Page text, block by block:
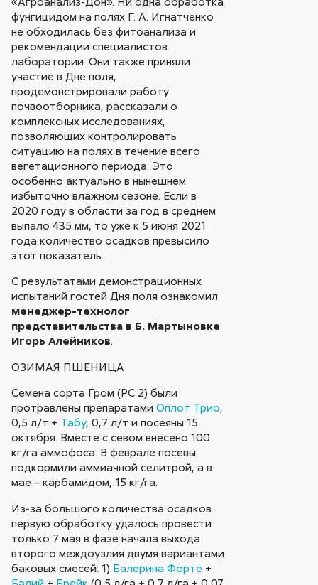
фунгицидом на полях Г. А. Игнатченко
не обходилась без фитоанализа и
рекомендации специалистов
лаборатории. Они также приняли
участие в Дне поля,
продемонстрировали работу
почвоотборника, рассказали о
комплексных исследованиях,
позволяющих контролировать
ситуацию на полях в течение всего
вегетационного периода. Это
особенно актуально в нынешнем
избыточно влажном сезоне. Если в
2020 году в области за год в среднем
выпало 435 мм, то уже к 5 июня 2021
года количество осадков превысило
этот показатель.
С результатами демонстрационных
испытаний гостей Дня поля ознакомил
менеджер-технолог
представительства в Б. Мартыновке
Игорь Алейников.
ОЗИМАЯ ПШЕНИЦА
Семена сорта Гром (РС 2) были
протравлены препаратамиОплот Трио,
0,5 л/т + Табу, 0,7 л/т и посеяны 15
октября. Вместе с севом внесено 100
кг/га аммофоса. В феврале посевы
подкормили аммиачной селитрой, а в
мае – карбамидом, 15 кг/га.
Из-за большого количества осадков
первую обработку удалось провести
только 7 мая в фазе начала выхода
второго междоузлия двумя вариантами
баковых смесей: 1) Балерина Форте +